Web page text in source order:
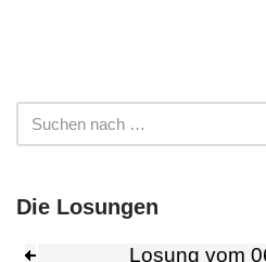
Die Losungen